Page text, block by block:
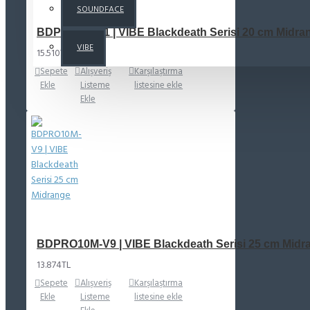
SOUNDFACE
VIBE
BDPRO8M-V1 | VIBE Blackdeath Serisi 20 cm
15.510TL
Sepete
Ekle
Alışveriş
Listeme
Ekle
Karşılaştırma
listesine ekle
BDPRO10M-V9 | VIBE Blackdeath Serisi 25 cm
13.874TL
Sepete
Ekle
Alışveriş
Listeme
Karşılaştırma
listesine ekle